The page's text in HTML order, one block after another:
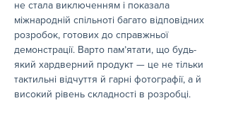
не стала виключенням і показала
міжнародній спільноті багато відповідних
розробок, готових до справжньої
демонстрації. Варто пам’ятати, що будь-
який хардверний продукт — це не тільки
тактильні відчуття й гарні фотографії, а й
високий рівень складності в розробці.